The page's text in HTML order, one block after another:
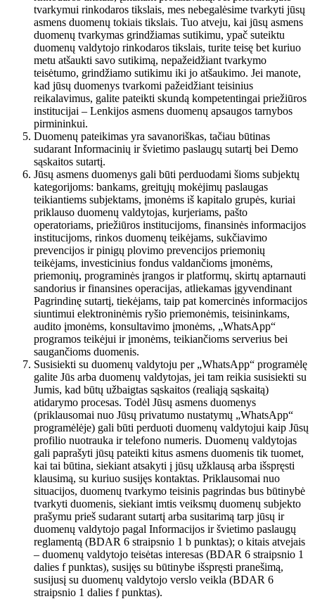
tvarkymui rinkodaros tikslais, mes nebegalėsime tvarkyti jūsų
asmens duomenų tokiais tikslais. Tuo atveju, kai jūsų asmens
duomenų tvarkymas grindžiamas sutikimu, ypač suteiktu
duomenų valdytojo rinkodaros tikslais, turite teisę bet kuriuo
metu atšaukti savo sutikimą, nepažeidžiant tvarkymo
teisėtumo, grindžiamo sutikimu iki jo atšaukimo. Jei manote,
kad jūsų duomenys tvarkomi pažeidžiant teisinius
reikalavimus, galite pateikti skundą kompetentingai priežiūros
institucijai – Lenkijos asmens duomenų apsaugos tarnybos
pirmininkui.
Duomenų pateikimas yra savanoriškas, tačiau būtinas
sudarant Informacinių ir švietimo paslaugų sutartį bei Demo
sąskaitos sutartį.
Jūsų asmens duomenys gali būti perduodami šioms subjektų
kategorijoms: bankams, greitųjų mokėjimų paslaugas
teikiantiems subjektams, įmonėms iš kapitalo grupės, kuriai
priklauso duomenų valdytojas, kurjeriams, pašto
operatoriams, priežiūros institucijoms, finansinės informacijos
institucijoms, rinkos duomenų teikėjams, sukčiavimo
prevencijos ir pinigų plovimo prevencijos priemonių
teikėjams, investicinius fondus valdančioms įmonėms,
priemonių, programinės įrangos ir platformų, skirtų aptarnauti
sandorius ir finansines operacijas, atliekamas įgyvendinant
Pagrindinę sutartį, tiekėjams, taip pat komercinės informacijos
siuntimui elektroninėmis ryšio priemonėmis, teisininkams,
audito įmonėms, konsultavimo įmonėms, „WhatsApp“
programos teikėjui ir įmonėms, teikiančioms serverius bei
saugančioms duomenis.
Susisiekti su duomenų valdytoju per „WhatsApp“ programėlę
galite Jūs arba duomenų valdytojas, jei tam reikia susisiekti su
Jumis, kad būtų užbaigtas sąskaitos (realiąją sąskaitą)
atidarymo procesas. Todėl Jūsų asmens duomenys
(priklausomai nuo Jūsų privatumo nustatymų „WhatsApp“
programėlėje) gali būti perduoti duomenų valdytojui kaip Jūsų
profilio nuotrauka ir telefono numeris. Duomenų valdytojas
gali paprašyti jūsų pateikti kitus asmens duomenis tik tuomet,
kai tai būtina, siekiant atsakyti į jūsų užklausą arba išspręsti
klausimą, su kuriuo susijęs kontaktas. Priklausomai nuo
situacijos, duomenų tvarkymo teisinis pagrindas bus būtinybė
tvarkyti duomenis, siekiant imtis veiksmų duomenų subjekto
prašymu prieš sudarant sutartį arba susitarimą tarp jūsų ir
duomenų valdytojo pagal Informacijos ir švietimo paslaugų
reglamentą (BDAR 6 straipsnio 1 b punktas); o kitais atvejais
– duomenų valdytojo teisėtas interesas (BDAR 6 straipsnio 1
dalies f punktas), susijęs su būtinybe išspręsti pranešimą,
susijusį su duomenų valdytojo verslo veikla (BDAR 6
straipsnio 1 dalies f punktas).